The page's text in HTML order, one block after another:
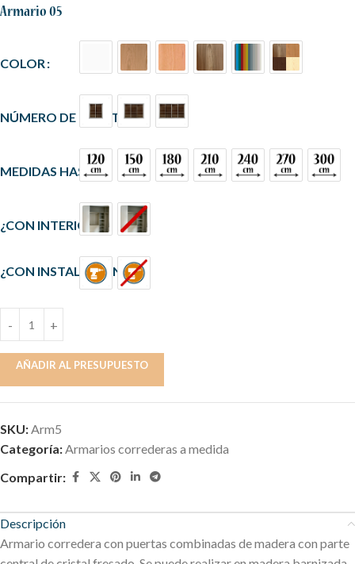
Armario 05
COLOR
NÚMERO DE PUERTAS
MEDIDAS HASTA
¿CON INTERIOR?
¿CON INSTALACIÓN?
AÑADIR AL PRESUPUESTO
SKU:Arm5
Categoría:Armarios correderas a medida
Compartir:
Descripción
Armario corredera con puertas combinadas de madera con parte